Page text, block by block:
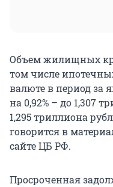
Объем жилищных
том числе
валюте в период за
на 0,92% – до 1,307
1,295 триллиона
говорится в
сайте ЦБ РФ.
Просроченная